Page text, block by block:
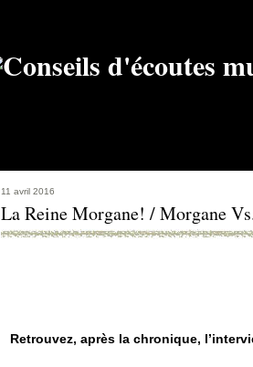
11 avril 2016
La Reine Morgane! / Morgane
Retrouvez, après la chronique,